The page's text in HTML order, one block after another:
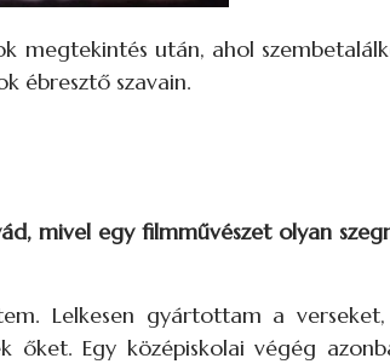
megtekintés után, ahol
ébresztő szavain.
mivel egy filmművészet olyan
Lelkesen gyártottam a
Egy középiskolai végég